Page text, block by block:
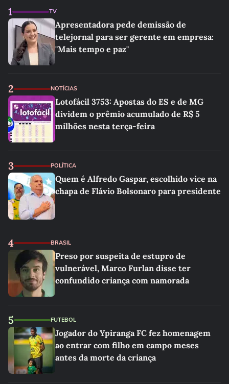
1 TV
Apresentadora pede demissão de
telejornal para ser gerente em empresa:
"Mais tempo e paz"
2 NOTÍCIAS
Lotofácil 3753: Apostas do ES e de MG
dividem o prêmio acumulado de R$ 5
milhões nesta terça-feira
3 POLÍTICA
Quem é Alfredo Gaspar, escolhido vice na
chapa de Flávio Bolsonaro para presidente
4 BRASIL
Preso por suspeita de estupro de
vulnerável, Marco Furlan disse ter
confundido criança com namorada
5 FUTEBOL
Jogador do Ypiranga FC fez homenagem
ao entrar com filho em campo meses
antes da morte da criança